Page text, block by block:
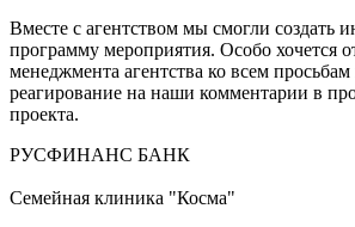
Вместе с агентством мы смогли создать
программу мероприятия. Особо хочется
менеджмента агентства ко всем
реагирование на наши комментарии в
проекта.
РУСФИНАНС БАНК
Семейная клиника "Косма"